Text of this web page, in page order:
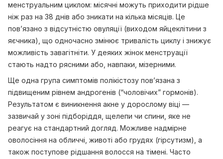
менструальним циклом: місячні можуть приходити рідше
ніж раз на 38 днів або зникати на кілька місяців. Це
пов’язано з відсутністю овуляції (виходом яйцеклітини з
яєчника), що одночасно змінює тривалість циклу і знижує
можливість завагітніти. У деяких жінок менструації
стають надто рясними або, навпаки, мізерними.
Ще одна група симптомів полікістозу пов’язана з
підвищеним рівнем андрогенів (“чоловічих” гормонів).
Результатом є виникнення акне у дорослому віці —
зазвичай у зоні підборіддя, щелепи чи спини, яке не
реагує на стандартний догляд. Можливе надмірне
оволосіння на обличчі, животі або грудях (гірсутизм), а
також поступове рідшання волосся на тімені. Часто